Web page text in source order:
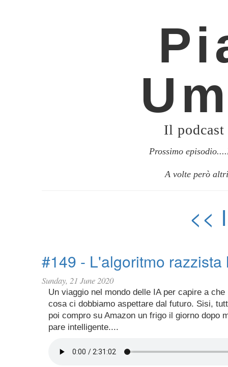
Il
Prossimo
A volte però
<<
#149 - L'algoritmo razzista
Sunday, 21 June 2020
Un viaggio nel mondo delle IA per capire a
cosa ci dobbiamo aspettare dal futuro. Sisi,
poi compro su Amazon un frigo il giorno dopo
pare intelligente....